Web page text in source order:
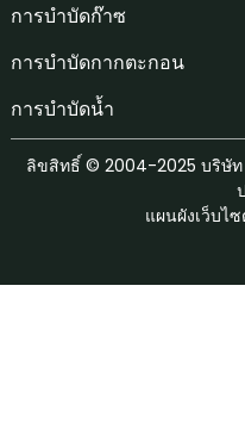
การบำบัดก๊าซ
การบำบัดกากตะกอน
การบำบัดน้ำ
ลิขสิทธิ์ © 2004-2025 บริษัท
แผนผังเว็บไ